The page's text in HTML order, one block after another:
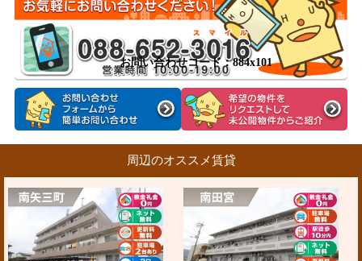
お問い合わせコード：884x101
周辺のオススメ賃貸